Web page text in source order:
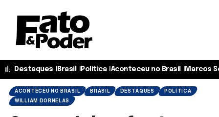
Destaques Brasil Política Aconteceu no Brasil Marcos
ACONTECEU NO BRASIL BRASIL DESTAQUES
POLÍTICA
WILLIAM DORNELAS